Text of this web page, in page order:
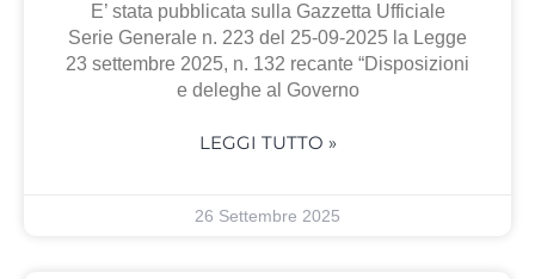
E’ stata pubblicata sulla Gazzetta Ufficiale
Serie Generale n. 223 del 25-09-2025 la Legge
23 settembre 2025, n. 132 recante “Disposizioni
e deleghe al Governo
LEGGI TUTTO »
26 Settembre 2025